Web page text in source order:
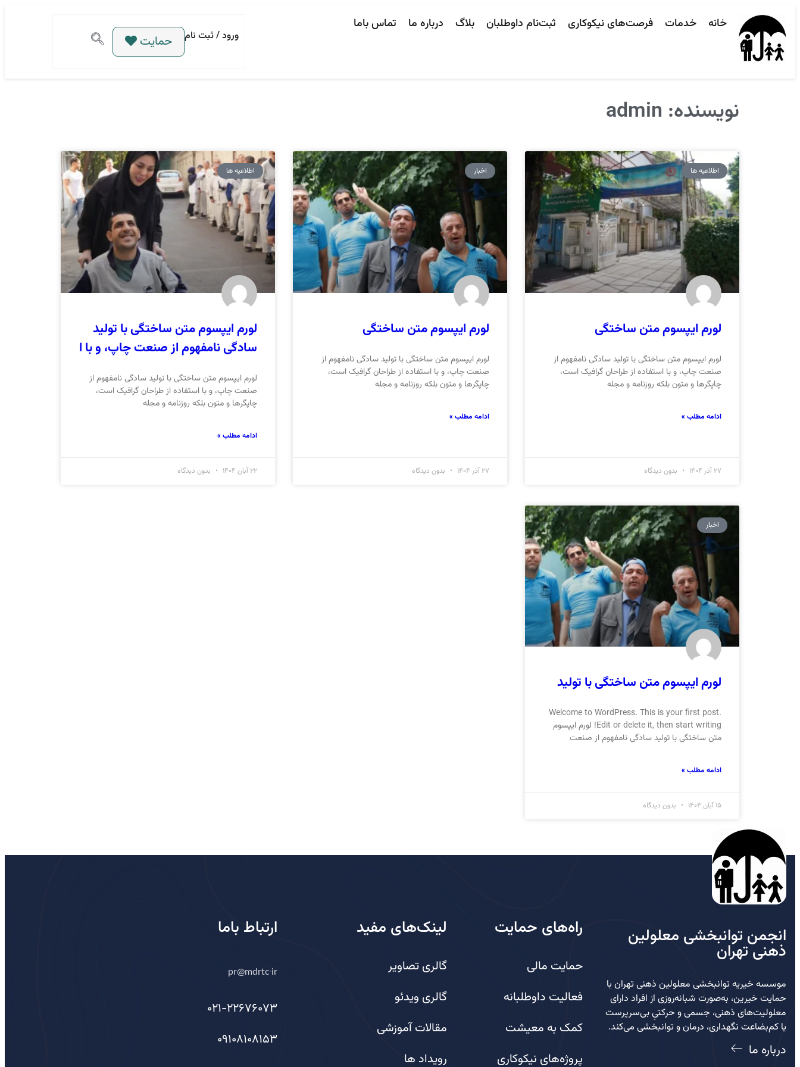
خانه خدمات فرصت‌های نیکوکاری ثبت‌نام داوطلبان بلاگ درباره ما تماس باما
ورود / ثبت نام حمایت
نویسنده: admin
اطلاعیه ها
لورم ایپسوم متن ساختگی
لورم ایپسوم متن ساختگی با تولید سادگی نامفهوم از
صنعت چاپ، و با استفاده از طراحان گرافیک است،
چاپگرها و متون بلکه روزنامه و مجله
ادامه مطلب »
27 آذر 1404 بدون دیدگاه
اخبار
لورم ایپسوم متن ساختگی
لورم ایپسوم متن ساختگی با تولید سادگی نامفهوم از
صنعت چاپ، و با استفاده از طراحان گرافیک است،
چاپگرها و متون بلکه روزنامه و مجله
ادامه مطلب »
27 آذر 1404 بدون دیدگاه
اطلاعیه ها
لورم ایپسوم متن ساختگی با تولید
سادگی نامفهوم از صنعت چاپ، و با ا
لورم ایپسوم متن ساختگی با تولید سادگی نامفهوم از
صنعت چاپ، و با استفاده از طراحان گرافیک است،
چاپگرها و متون بلکه روزنامه و مجله
ادامه مطلب »
22 آبان 1404 بدون دیدگاه
اخبار
لورم ایپسوم متن ساختگی با تولید
Welcome to WordPress. This is your first post.
Edit or delete it, then start writing! لورم ایپسوم
متن ساختگی با تولید سادگی نامفهوم از صنعت
ادامه مطلب »
15 آبان 1404 بدون دیدگاه
انجمن توانبخشی معلولین
ذهنی تهران
موسسه خیریه توانبخشی معلولین ذهنی تهران با
حمایت خیرین، به‌صورت شبانه‌روزی از افراد دارای
معلولیت‌های ذهنی، جسمی و حرکتیِ بی‌سرپرست
یا کم‌بضاعت نگهداری، درمان و توانبخشی می‌کند.
درباره ما
راه‌های حمایت
حمایت مالی
فعالیت داوطلبانه
کمک به معیشت
پروژه‌های نیکوکاری
لینک‌های مفید
گالری تصاویر
گالری ویدئو
مقالات آموزشی
رویداد ها
ارتباط باما
pr@mdrtc.ir
021-22676073
09108108153